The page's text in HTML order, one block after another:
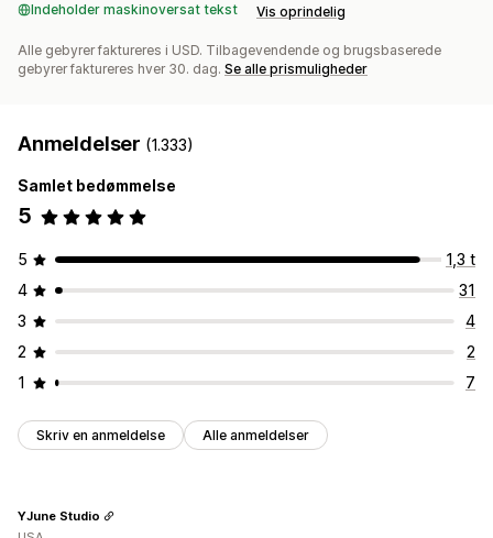
Indeholder maskinoversat tekst Vis oprindelig
Alle gebyrer faktureres i USD. Tilbagevendende og brugsbaserede
gebyrer faktureres hver 30. dag. Se alle prismuligheder
Anmeldelser (1.333)
Samlet bedømmelse
5
5
1,3 t
4
31
3
4
2
2
1
7
Skriv en anmeldelse Alle anmeldelser
YJune Studio